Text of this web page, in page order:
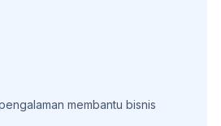
membantu bisnis